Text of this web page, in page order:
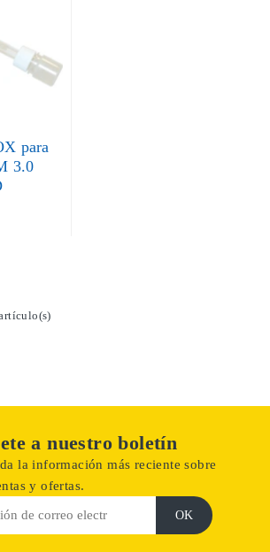
para
3.0
a nuestro boletín
la información más reciente sobre
y ofertas.